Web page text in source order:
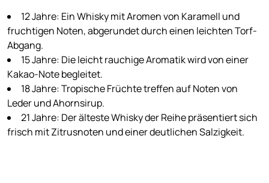
12 Jahre: Ein Whisky mit Aromen von Karamell und
fruchtigen Noten, abgerundet durch einen leichten Torf-
Abgang.
15 Jahre: Die leicht rauchige Aromatik wird von einer
Kakao-Note begleitet.
18 Jahre: Tropische Früchte treffen auf Noten von
Leder und Ahornsirup.
21 Jahre: Der älteste Whisky der Reihe präsentiert sich
frisch mit Zitrusnoten und einer deutlichen Salzigkeit.